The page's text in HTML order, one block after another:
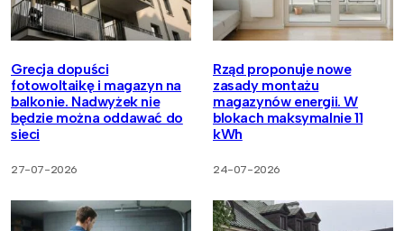
Grecja dopuści
fotowoltaikę i magazyn na
balkonie. Nadwyżek nie
będzie można oddawać do
sieci
27-07-2026
Rząd proponuje nowe
zasady montażu
magazynów energii. W
blokach maksymalnie 11
kWh
24-07-2026